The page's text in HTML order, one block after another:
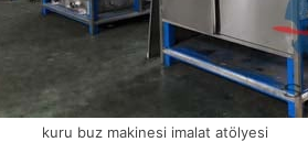
kuru buz makinesi imalat atölyesi